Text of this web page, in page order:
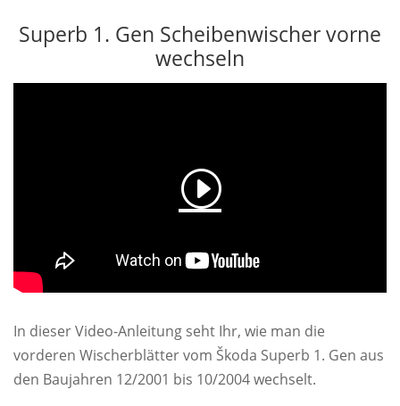
Superb 1. Gen Scheibenwischer vorne
wechseln
In dieser Video-Anleitung seht Ihr, wie man die
vorderen Wischerblätter vom Škoda Superb 1. Gen aus
den Baujahren 12/2001 bis 10/2004 wechselt.